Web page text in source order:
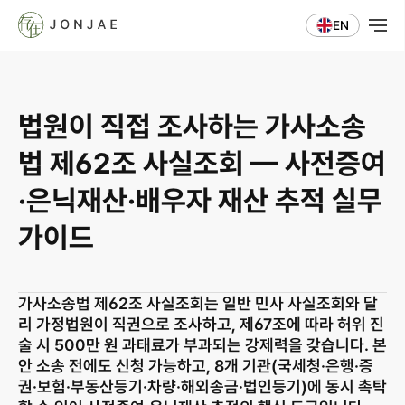
EN
법원이 직접 조사하는 가사소송
법 제62조 사실조회 — 사전증여
·은닉재산·배우자 재산 추적 실무
가이드
가사소송법 제62조 사실조회는 일반 민사 사실조회와 달
리 가정법원이 직권으로 조사하고, 제67조에 따라 허위 진
술 시 500만 원 과태료가 부과되는 강제력을 갖습니다. 본
안 소송 전에도 신청 가능하고, 8개 기관(국세청·은행·증
권·보험·부동산등기·차량·해외송금·법인등기)에 동시 촉탁